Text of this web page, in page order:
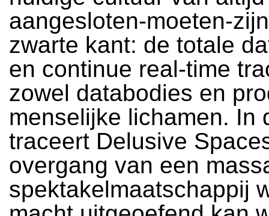
aangesloten-moeten-
zwarte kant: de totale
en continue real-time
zowel databodies en
menselijke lichamen. In
traceert Delusive
overgang van een
spektakelmaatschappij